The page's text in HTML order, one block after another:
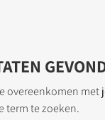
met
term te zoeken.